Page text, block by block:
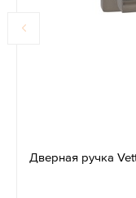
Дверная ручка